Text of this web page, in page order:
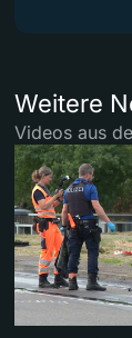
Weitere
Videos aus